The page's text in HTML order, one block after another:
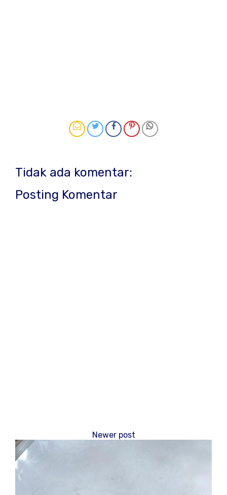
Tidak ada komentar:
Posting Komentar